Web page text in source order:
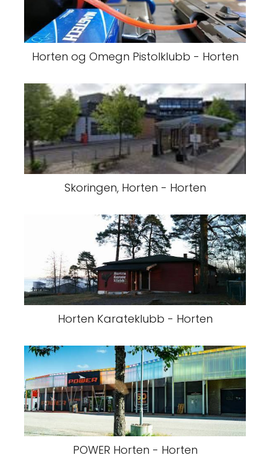
Horten og Omegn Pistolklubb - Horten
Skoringen, Horten - Horten
Horten Karateklubb - Horten
POWER Horten - Horten